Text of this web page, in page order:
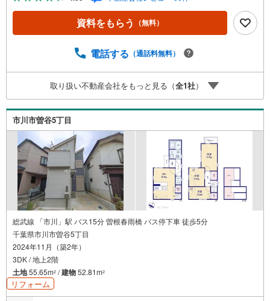
ボーナスライトがもらえる「Yahoo！ 不動産 物件ご成約キ
ャンペーン」の対象になります。「資料をもらう」「見学
予約をする」ボタンからお問い合わせください。※必ずYah
スライトは出金と譲渡はできません。ご案内・詳細な資料
時受け付けております！■頭金0円からのご購入可能です■
（諸費用もOK）お気軽にお問い合わせください。
資料をもらう （無料）
電話する （通話料無料）
取り扱い不動産会社をもっと見る（全1社）
市川市曽谷5丁目
総武線 「市川」駅 バス15分 曽根春雨橋 バス停下車 徒歩5分
千葉県市川市曽谷5丁目
2024年11月（築2年）
3DK / 地上2階
土地55.65m2 /建物52.81m2
リフォーム